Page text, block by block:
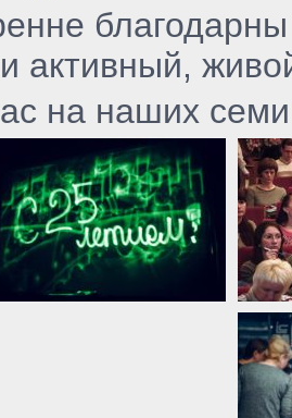
активный,
на наших